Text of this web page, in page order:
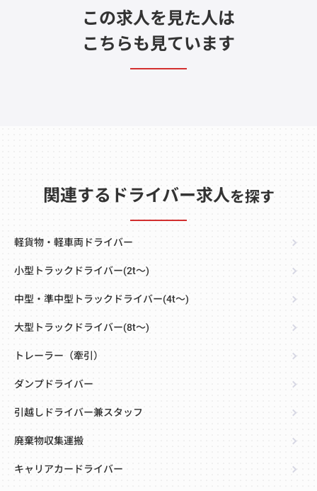
この求人を見た人は
こちらも見ています
関連するドライバー求人を探す
軽貨物・軽車両ドライバー
小型トラックドライバー(2t～)
中型・準中型トラックドライバー(4t～)
大型トラックドライバー(8t～)
トレーラー（牽引）
ダンプドライバー
引越しドライバー兼スタッフ
廃棄物収集運搬
キャリアカードライバー